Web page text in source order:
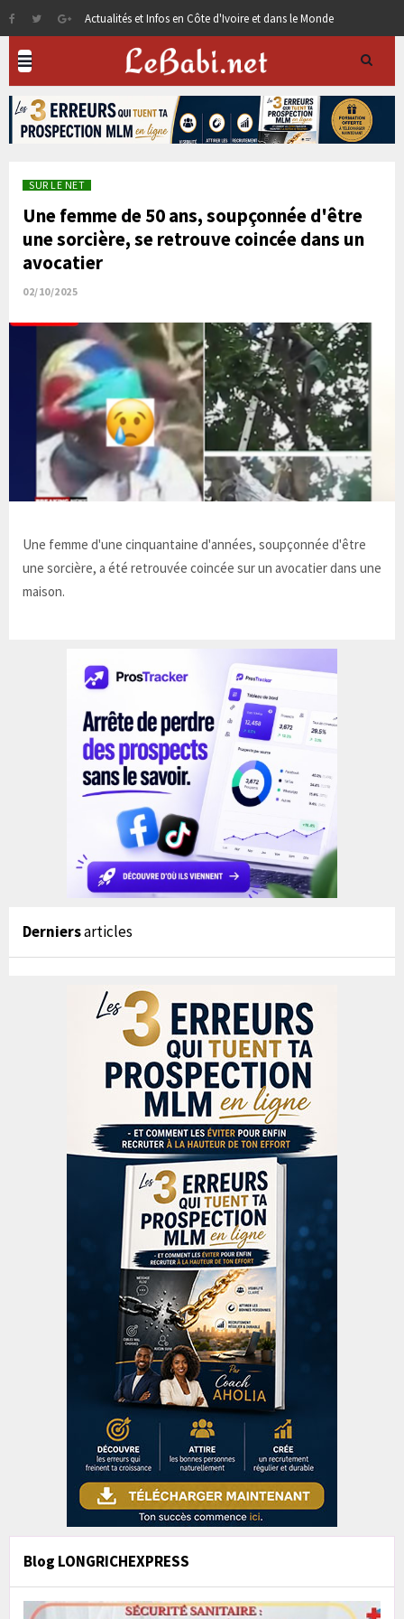
Actualités et Infos en Côte d'Ivoire et dans le Monde
SUR LE NET
Une femme de 50 ans, soupçonnée d'être
une sorcière, se retrouve coincée dans un
avocatier
02/10/2025
Une femme d'une cinquantaine d'années, soupçonnée d'être
une sorcière, a été retrouvée coincée sur un avocatier dans une
maison.
Derniersarticles
Blog LONGRICHEXPRESS